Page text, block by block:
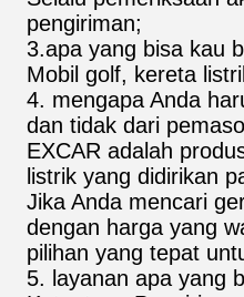
pengiriman;
3.apa yang bisa kau
Mobil golf, kereta
4. mengapa Anda
dan tidak dari
EXCAR adalah
listrik yang didirikan
Jika Anda mencari
dengan harga yang
pilihan yang tepat
5. layanan apa yang